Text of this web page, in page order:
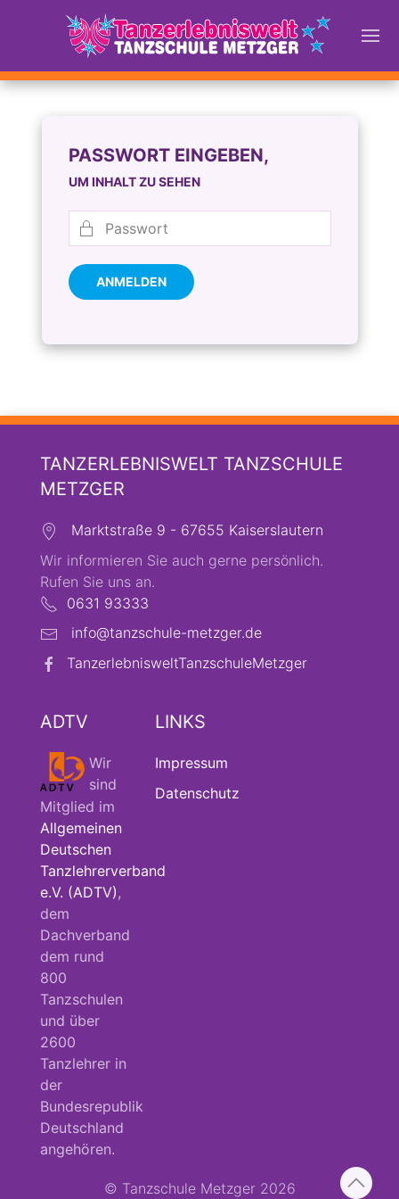
PASSWORT EINGEBEN,
UM INHALT ZU SEHEN
ANMELDEN
TANZERLEBNISWELT TANZSCHULE
METZGER
Marktstraße 9 - 67655 Kaiserslautern
Wir informieren Sie auch gerne persönlich.
Rufen Sie uns an.
0631 93333
info@tanzschule-metzger.de
TanzerlebnisweltTanzschuleMetzger
ADTV
Wir
sind
Mitglied im
Allgemeinen
Deutschen
Tanzlehrerverband
e.V. (ADTV) ,
dem
Dachverband
dem rund
800
Tanzschulen
und über
2600
Tanzlehrer in
der
Bundesrepublik
Deutschland
angehören.
LINKS
Impressum
Datenschutz
© Tanzschule Metzger 2026